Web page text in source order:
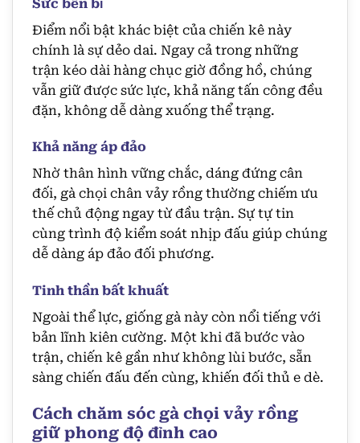
Sức bền bỉ
Điểm nổi bật khác biệt của chiến kê này
chính là sự dẻo dai. Ngay cả trong những
trận kéo dài hàng chục giờ đồng hồ, chúng
vẫn giữ được sức lực, khả năng tấn công đều
đặn, không dễ dàng xuống thể trạng.
Khả năng áp đảo
Nhờ thân hình vững chắc, dáng đứng cân
đối, gà chọi chân vảy rồng thường chiếm ưu
thế chủ động ngay từ đầu trận. Sự tự tin
cùng trình độ kiểm soát nhịp đấu giúp chúng
dễ dàng áp đảo đối phương.
Tinh thần bất khuất
Ngoài thể lực, giống gà này còn nổi tiếng với
bản lĩnh kiên cường. Một khi đã bước vào
trận, chiến kê gần như không lùi bước, sẵn
sàng chiến đấu đến cùng, khiến đối thủ e dè.
Cách chăm sóc gà chọi vảy rồng
giữ phong độ đỉnh cao